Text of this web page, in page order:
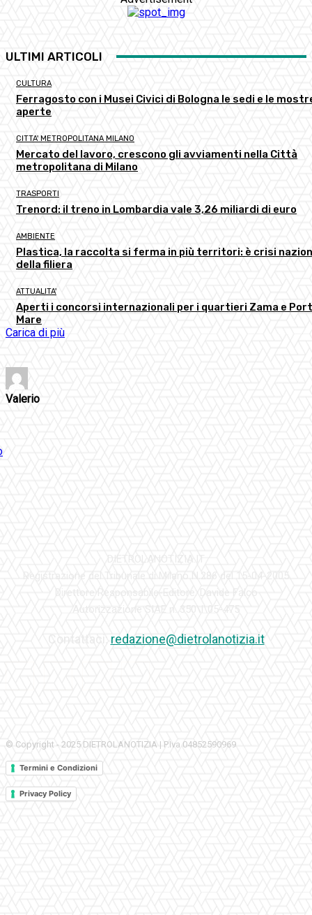
ULTIMI ARTICOLI
CULTURA
Ferragosto con i Musei Civici di Bologna le sedi e le
aperte
CITTA' METROPOLITANA MILANO
Mercato del lavoro, crescono gli avviamenti nella Città
metropolitana di Milano
TRASPORTI
Trenord: il treno in Lombardia vale 3,26 miliardi di euro
AMBIENTE
Plastica, la raccolta si ferma in più territori: è crisi
della filiera
ATTUALITA'
Aperti i concorsi internazionali per i quartieri Zama e
Mare
Carica di più
Valerio
redazione@dietrolanotizia.it
© Copyright - 2025 DIETROLANOTIZIA | P.Iva 04852590969
Termini e Condizioni
Privacy Policy